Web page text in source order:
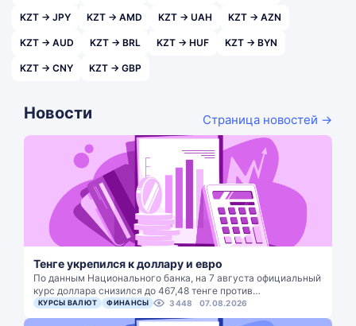
KZT → JPY KZT → AMD KZT → UAH KZT → AZN
KZT → AUD KZT → BRL KZT → HUF KZT → BYN
KZT → CNY KZT → GBP
Новости Страница новостей →
Тенге укрепился к доллару и евро
По данным Национального банка, на 7 августа официальный
курс доллара снизился до 467,48 тенге против…
КУРСЫ ВАЛЮТ ФИНАНСЫ 3448 07.08.2026